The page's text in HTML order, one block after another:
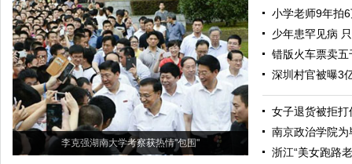
李克强湖南大学考察获热情"包围"
小学老师9年拍
少年患罕见病
错版火车票卖五
深圳村官被曝3
女子退货被拒
南京政治学院
浙江“美女跑路